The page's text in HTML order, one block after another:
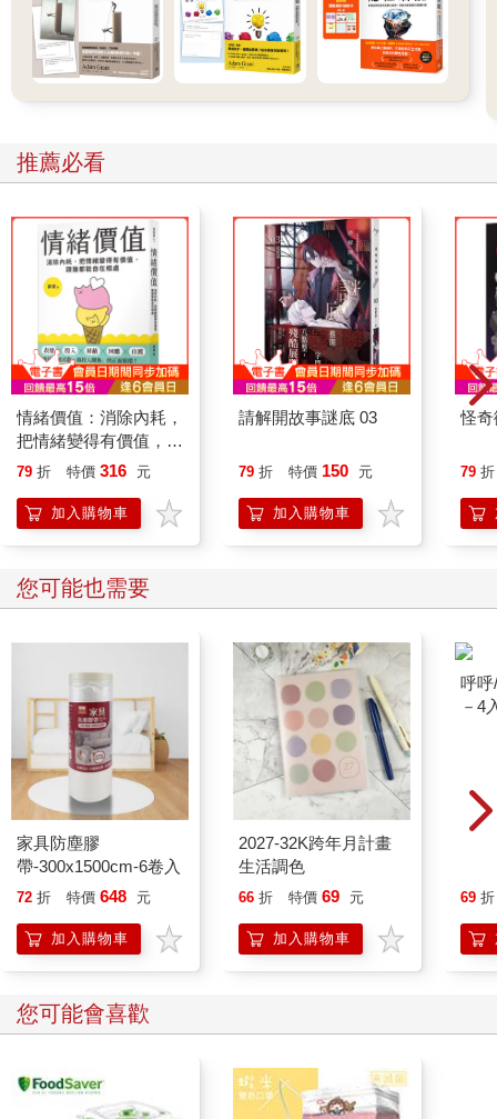
推薦必看
情緒價值：消除內耗，
把情緒變得有價值，跟
誰都能自在相處
79 折 特價 316 元
加入購物車
請解開故事謎底 03
79 折 特價 150 元
加入購物車
怪
79 折
您可能也需要
家具防塵膠
帶-300x1500cm-6卷入
72 折 特價 648 元
加入購物車
2027-32K跨年月計畫
生活調色
66 折 特價 69 元
加入購物車
69 折
您可能會喜歡